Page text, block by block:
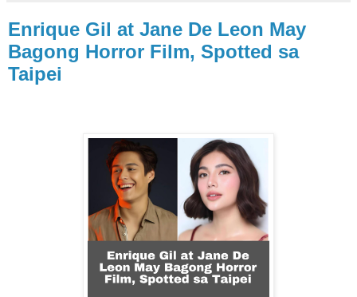
Enrique Gil at Jane De Leon May
Bagong Horror Film, Spotted sa
Taipei